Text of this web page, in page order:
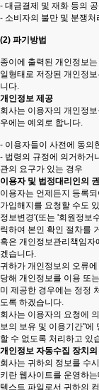
- 대금결제 및 재화 등의
- 소비자의 불만 및 분쟁처
(2) 파기방법
종이에 출력된 개인정보
일형태로 저장된 개인정
니다.
개인정보 제공
회사는 이용자의 개인정
우에는 예외로 합니다.
- 이용자들이 사전에 동의
- 법령의 규정에 의거하거
관의 요구가 있는 경우
이용자 및 법정대리인의
이용자는 언제든지 등록
가입해지를 요청할 수도
정보변경'(또는 '회원정보
릭하여 본인 확인 절차를
혹은 개인정보관리책임
겠습니다.
귀하가 개인정보의 오류
당해 개인정보를 이용 또
미 제공한 경우에는 정정
도록 하겠습니다.
회사는 이용자의 요청에
보의 보유 및 이용기간"에
할 수 없도록 처리하고 있
개인정보 자동수집 장치
회사는 귀하의 정보를 수
키란 웹사이트를 운영하
텍스트 파일로서 귀하의